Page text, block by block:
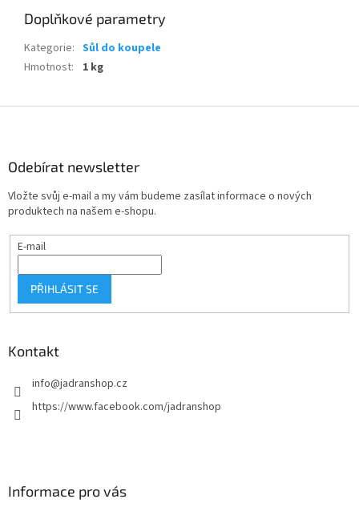
Doplňkové parametry
Kategorie: Sůl do koupele
Hmotnost: 1 kg
Odebírat newsletter
Vložte svůj e-mail a my vám budeme zasílat informace o nových
produktech na našem e-shopu.
E-mail
PŘIHLÁSIT SE
Kontakt
info@jadranshop.cz
https://www.facebook.com/jadranshop
Informace pro vás